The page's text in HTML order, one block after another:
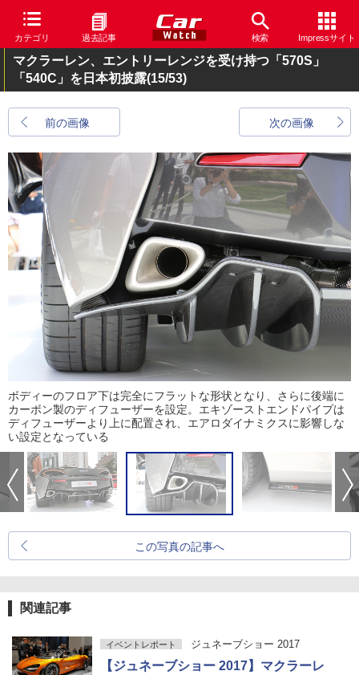
カテゴリ 過去記事 検索 Impressサイト
マクラーレン、エントリーレンジを受け持つ「570S」
「540C」を日本初披露(15/53)
前の画像 次の画像
ボディーのフロア下は完全にフラットな形状となり、さらに後端に
カーボン製のディフューザーを設定。エキゾーストエンドパイプは
ディフューザーより上に配置され、エアロダイナミクスに影響しな
い設定となっている
この写真の記事へ
関連記事
イベントレポート ジュネーブショー 2017
【ジュネーブショー 2017】マクラーレ